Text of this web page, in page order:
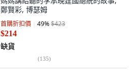
鄭賢彩, 博瑟姆
首購折扣價 49%$423
$214
缺貨
(135)